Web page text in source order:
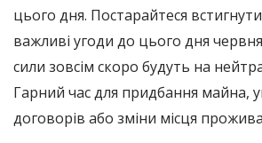
цього дня. Постарайтеся
важливі угоди до цього дня
сили зовсім скоро будуть на
Гарний час для придбання майна,
договорів або зміни місця